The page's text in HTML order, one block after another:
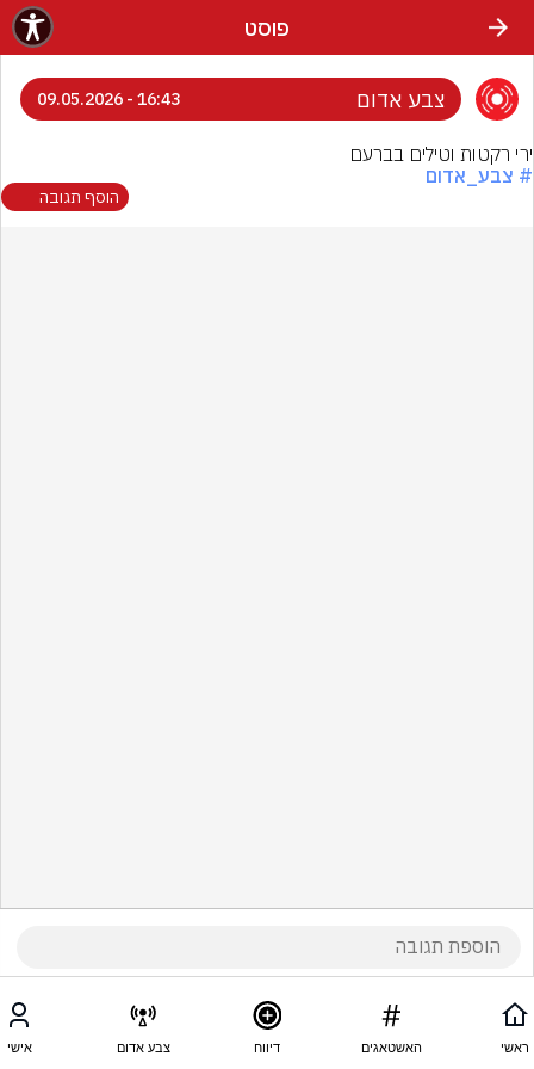
פוסט
צבע אדום 16:43 - 09.05.2026
ירי רקטות וטילים בברעם
# צבע_אדום
הוסף תגובה
ראשי האשטאגים דיווח צבע אדום אישי